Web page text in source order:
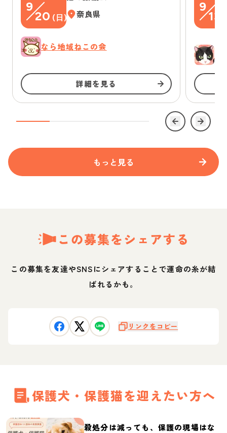
9
20 ( 日)
奈良県
なら地域ねこの会
詳細を見る
9
13
ゆ
もっと見る
この募集をシェアする
この募集を友達やSNSにシェアすることで運命の糸が結
ばれるかも。
リンクをコピー
保護犬・保護猫を迎えたい方へ
殺処分は減っても、保護の現場はな